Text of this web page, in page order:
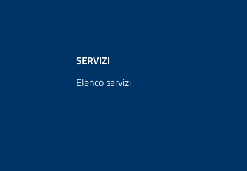
SERVIZI
Elenco servizi